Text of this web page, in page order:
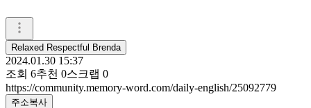
Relaxed Respectful Brenda
2024.01.30 15:37
조회 6추천 0스크랩 0
https://community.memory-word.com/daily-english/25092779
주소복사